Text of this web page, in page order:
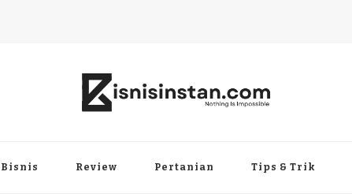
Bisnis Review Pertanian Tips & Trik